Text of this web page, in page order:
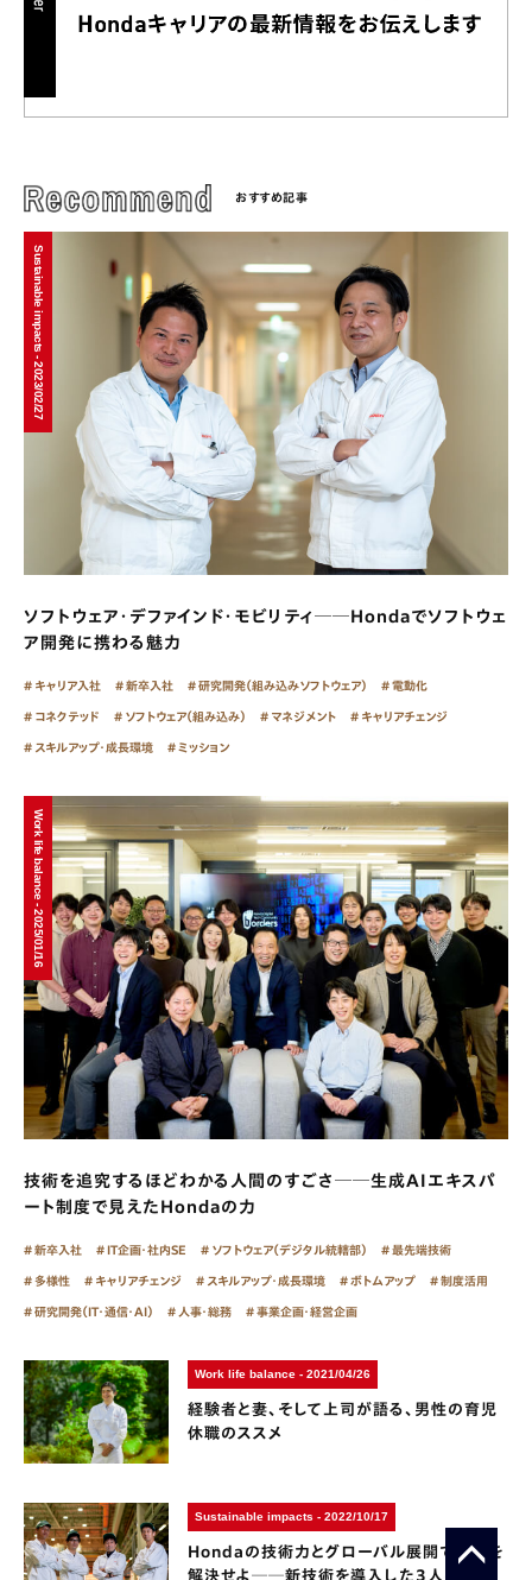
おすすめ記事
Sustainable impacts - 2023/02/27
ソフトウェア・デファインド・モビリティ──Hondaでソフトウェ
ア開発に携わる魅力
キャリア入社 新卒入社 研究開発（組み込みソフトウェア） 電動化
コネクテッド ソフトウェア（組み込み） マネジメント キャリアチェンジ
スキルアップ・成長環境 ミッション
Work life balance - 2025/01/16
技術を追究するほどわかる人間のすごさ──生成AIエキスパ
ート制度で見えたHondaの力
新卒入社 IT企画・社内SE ソフトウェア（デジタル統轄部） 最先端技術
多様性 キャリアチェンジ スキルアップ・成長環境 ボトムアップ 制度活用
研究開発（IT・通信・AI） 人事・総務 事業企画・経営企画
Work life balance - 2021/04/26
経験者と妻、そして上司が語る、男性の育児
休職のススメ
Sustainable impacts - 2022/10/17
Hondaの技術力とグローバル展開で課題を
解決せよ──新技術を導入した3人の軌跡